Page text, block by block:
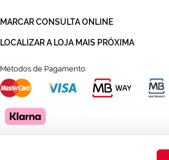
MARCAR CONSULTA ONLINE
LOCALIZAR A LOJA MAIS PRÓXIMA
Métodos de Pagamento: